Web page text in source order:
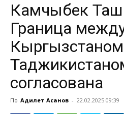
Камчыбек
Граница
согласована
По Адилет Асанов - 22.02.2025 09:39